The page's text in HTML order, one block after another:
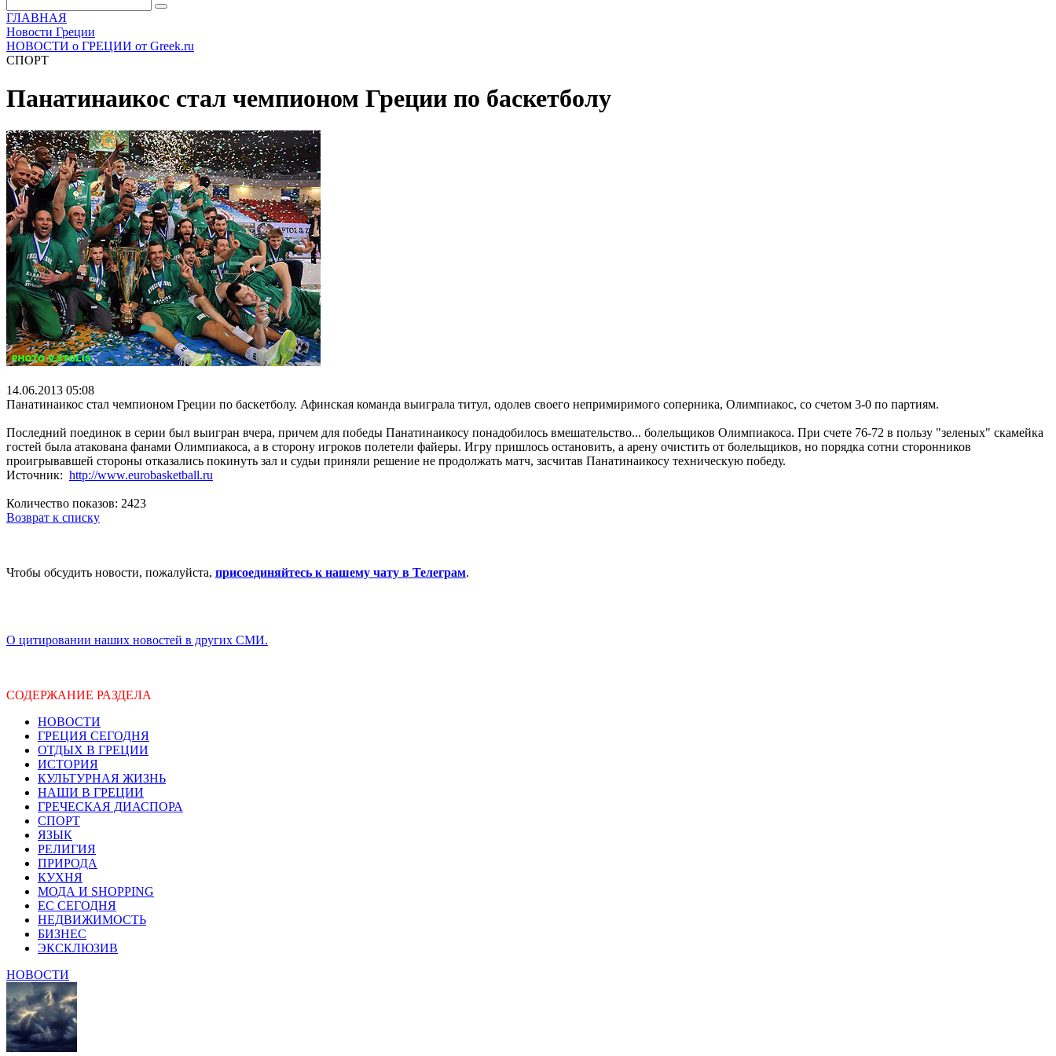
ГЛАВНАЯ
Новости Греции
НОВОСТИ о ГРЕЦИИ от Greek.ru
СПОРТ
Панатинаикос стал чемпионом Греции по баскетболу
14.06.2013 05:08
Панатинаикос стал чемпионом Греции по баскетболу. Афинская команда выиграла титул, одолев своего непримиримого соперника, Олимпиакос, со счетом 3-0 по партиям.
Последний поединок в серии был выигран вчера, причем для победы Панатинаикосу понадобилось вмешательство... болельщиков Олимпиакоса. При счете 76-72 в пользу "зеленых" скамейка
гостей была атакована фанами Олимпиакоса, а в сторону игроков полетели файеры. Игру пришлось остановить, а арену очистить от болельщиков, но порядка сотни сторонников
проигрывавшей стороны отказались покинуть зал и судьи приняли решение не продолжать матч, засчитав Панатинаикосу техническую победу.
Источник: http://www.eurobasketball.ru
Количество показов: 2423
Возврат к списку
Чтобы обсудить новости, пожалуйста, присоединяйтесь к нашему чату в Телеграм.
О цитировании наших новостей в других СМИ.
СОДЕРЖАНИЕ РАЗДЕЛА
НОВОСТИ
ГРЕЦИЯ СЕГОДНЯ
ОТДЫХ В ГРЕЦИИ
ИСТОРИЯ
КУЛЬТУРНАЯ ЖИЗНЬ
НАШИ В ГРЕЦИИ
ГРЕЧЕСКАЯ ДИАСПОРА
СПОРТ
ЯЗЫК
РЕЛИГИЯ
ПРИРОДА
КУХНЯ
МОДА И SHOPPING
ЕС СЕГОДНЯ
НЕДВИЖИМОСТЬ
БИЗНЕС
ЭКСКЛЮЗИВ
НОВОСТИ